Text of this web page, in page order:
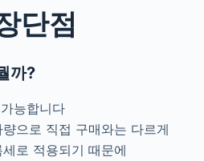
단점
까?
능합니다
으로 직접 구매와는 다르게
로 적용되기 때문에